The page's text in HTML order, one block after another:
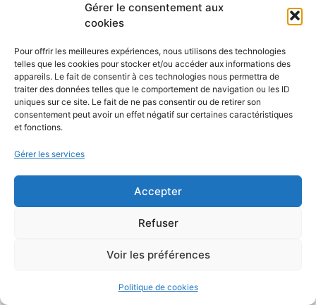
Gérer le consentement aux
cookies
Pour offrir les meilleures expériences, nous utilisons des technologies
telles que les cookies pour stocker et/ou accéder aux informations des
appareils. Le fait de consentir à ces technologies nous permettra de
traiter des données telles que le comportement de navigation ou les ID
uniques sur ce site. Le fait de ne pas consentir ou de retirer son
consentement peut avoir un effet négatif sur certaines caractéristiques
et fonctions.
Gérer les services
Accepter
Refuser
Voir les préférences
Politique de cookies